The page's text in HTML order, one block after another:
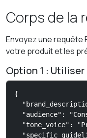
Corps de la
Envoyez une requête
votre produit et les
Option 1 : Utiliser
{
"audience":
"tone_voice":